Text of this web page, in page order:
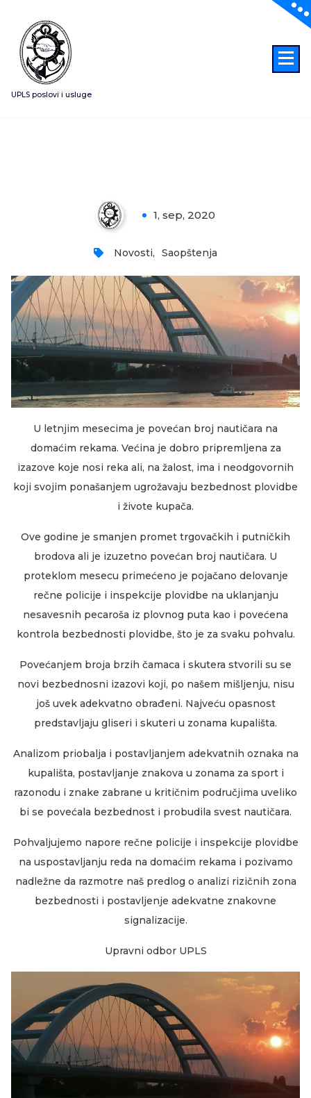
sadržaj
UPLS poslovi i usluge
1, sep, 2020
Novosti, Saopštenja
U letnjim mesecima je povećan broj nautičara na
domaćim rekama. Većina je dobro pripremljena za
izazove koje nosi reka ali, na žalost, ima i neodgovornih
koji svojim ponašanjem ugrožavaju bezbednost plovidbe
i živote kupača.
Ove godine je smanjen promet trgovačkih i putničkih
brodova ali je izuzetno povećan broj nautičara. U
proteklom mesecu primećeno je pojačano delovanje
rečne policije i inspekcije plovidbe na uklanjanju
nesavesnih pecaroša iz plovnog puta kao i povećena
kontrola bezbednosti plovidbe, što je za svaku pohvalu.
Povećanjem broja brzih čamaca i skutera stvorili su se
novi bezbednosni izazovi koji, po našem mišljenju, nisu
još uvek adekvatno obrađeni. Najveću opasnost
predstavljaju gliseri i skuteri u zonama kupališta.
Analizom priobalja i postavljanjem adekvatnih oznaka na
kupališta, postavljanje znakova u zonama za sport i
razonodu i znake zabrane u kritičnim područjima uveliko
bi se povećala bezbednost i probudila svest nautičara.
Pohvaljujemo napore rečne policije i inspekcije plovidbe
na uspostavljanju reda na domaćim rekama i pozivamo
nadležne da razmotre naš predlog o analizi rizičnih zona
bezbednosti i postavljenje adekvatne znakovne
signalizacije.
Upravni odbor UPLS